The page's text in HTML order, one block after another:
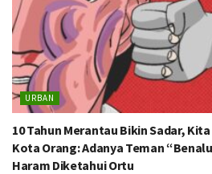
URBAN
10 Tahun Merantau Bikin Sadar,
Kota Orang: Adanya Teman
Haram Diketahui Ortu